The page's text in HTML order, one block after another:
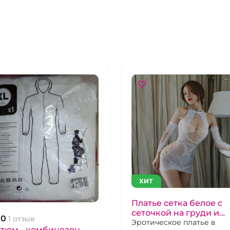
1 отзыв
ХИТ
Платье сетка белое с
сеточкой на груди и
бедрах и перчатками
Эротическое платье в